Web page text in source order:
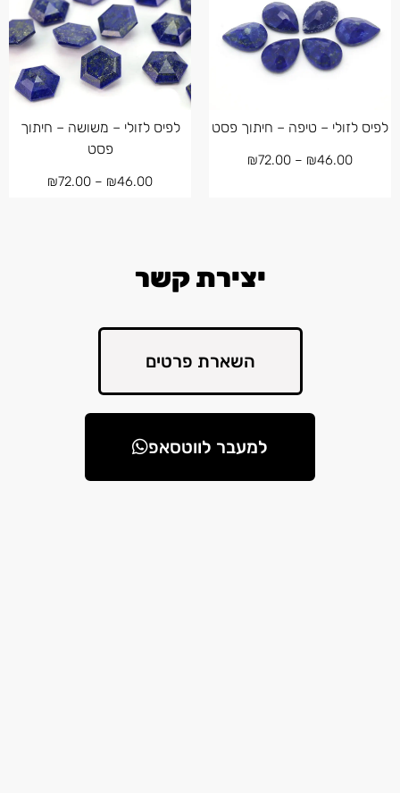
לפיס לזולי – טיפה – חיתוך פסט
₪46.00
–
₪72.00
לפיס לזולי – משושה – חיתוך
פסט
₪46.00
–
₪72.00
יצירת קשר
השארת פרטים
למעבר לווטסאפ